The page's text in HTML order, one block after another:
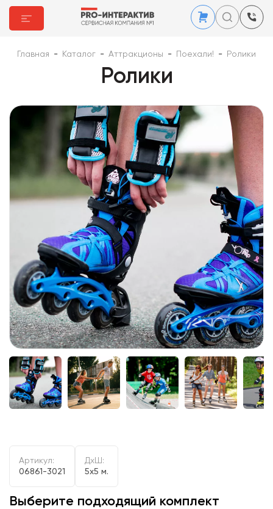
Главная - Каталог - Аттракционы - Поехали! - Ролики
Ролики
Артикул:
06861-3021
ДxШ:
5x5 м.
Выберите подходящий комплект